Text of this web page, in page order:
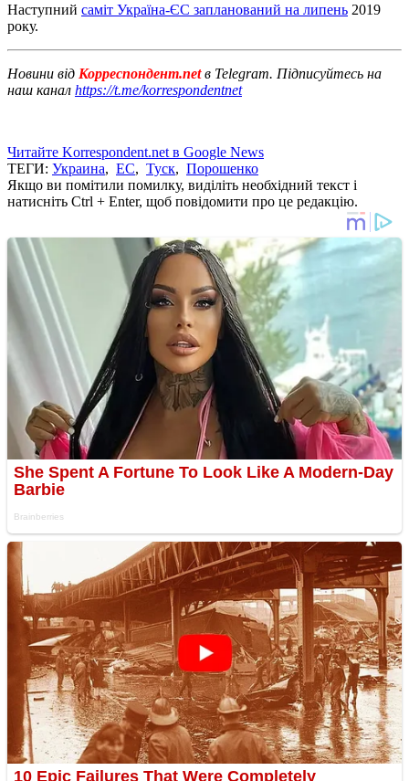
Наступний саміт Україна-ЄС запланований на липень 2019
року.
Новини від Корреспондент.netв Telegram. Підписуйтесь на
наш канал https://t.me/korrespondentnet
Читайте Korrespondent.net в Google News
ТЕГИ: Украина, ЕС, Туск, Порошенко
Якщо ви помітили помилку, виділіть необхідний текст і
натисніть Ctrl + Enter, щоб повідомити про це редакцію.